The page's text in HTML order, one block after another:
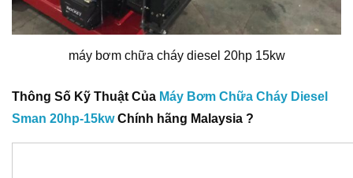
máy bơm chữa cháy diesel 20hp 15kw
Thông Số Kỹ Thuật Của Máy Bơm Chữa Cháy Diesel
Sman 20hp-15kwChính hãng Malaysia ?